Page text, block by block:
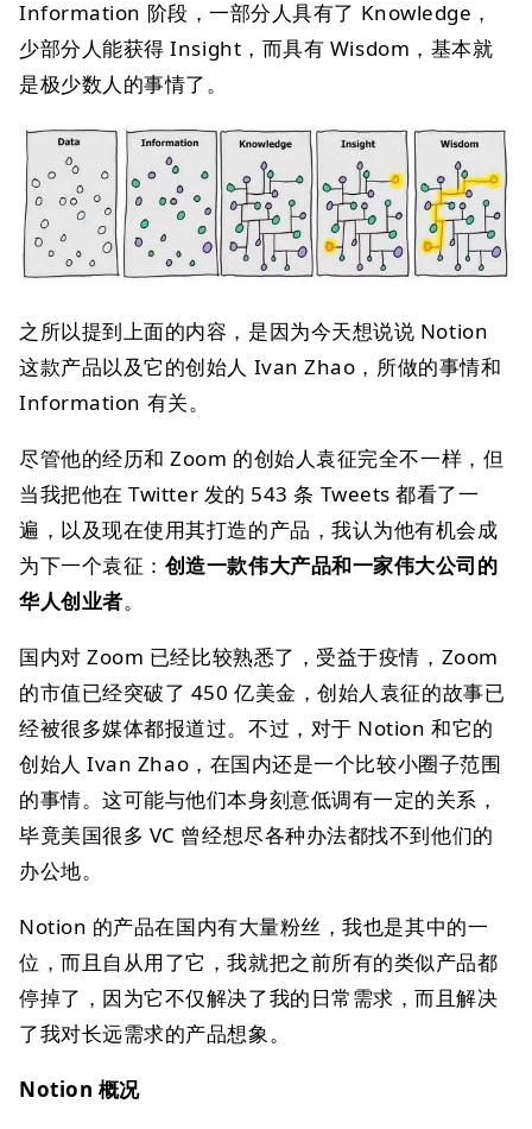
Information 阶段，一部分人具有了 Knowledge，
少部分人能获得 Insight，而具有 Wisdom，基本就
是极少数人的事情了。
之所以提到上面的内容，是因为今天想说说 Notion
这款产品以及它的创始人 Ivan Zhao，所做的事情和
Information 有关。
尽管他的经历和 Zoom 的创始人袁征完全不一样，但
当我把他在 Twitter 发的 543 条 Tweets 都看了一
遍，以及现在使用其打造的产品，我认为他有机会成
为下一个袁征： 创造一款伟大产品和一家伟大公司的
华人创业者。
国内对 Zoom 已经比较熟悉了，受益于疫情，Zoom
的市值已经突破了 450 亿美金，创始人袁征的故事已
经被很多媒体都报道过。不过，对于 Notion 和它的
创始人 Ivan Zhao，在国内还是一个比较小圈子范围
的事情。这可能与他们本身刻意低调有一定的关系，
毕竟美国很多 VC 曾经想尽各种办法都找不到他们的
办公地。
Notion 的产品在国内有大量粉丝，我也是其中的一
位，而且自从用了它，我就把之前所有的类似产品都
停掉了，因为它不仅解决了我的日常需求，而且解决
了我对长远需求的产品想象。
Notion 概况